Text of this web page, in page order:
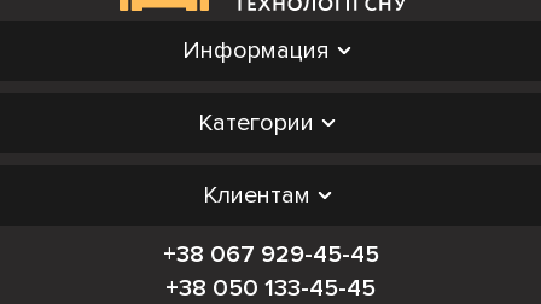
Информация
Категории
Клиентам
+38 067 929-45-45
+38 050 133-45-45